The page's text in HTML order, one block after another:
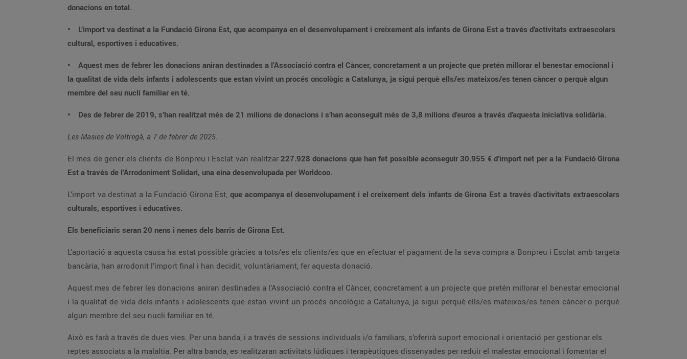
donacions en total.
• L’import va destinat a la Fundació Girona Est, que acompanya en el desenvolupament i creixement als infants de Girona Est a través d’activitats extraescolars
cultural, esportives i educatives.
• Aquest mes de febrer les donacions aniran destinades a l’Associació contra el Càncer, concretament a un projecte que pretén millorar el benestar emocional i
la qualitat de vida dels infants i adolescents que estan vivint un procés oncològic a Catalunya, ja sigui perquè ells/es mateixos/es tenen càncer o perquè algun
membre del seu nucli familiar en té.
• Des de febrer de 2019, s’han realitzat més de 21 milions de donacions i s’han aconseguit més de 3,8 milions d’euros a través d’aquesta iniciativa solidària.
Les Masies de Voltregà, a 7 de febrer de 2025.
El mes de gener els clients de Bonpreu i Esclat van realitzar 227.928 donacions que han fet possible aconseguir 30.955 € d’import net per a la Fundació Girona
Est a través de l’Arrodoniment Solidari, una eina desenvolupada per Worldcoo.
L’import va destinat a la Fundació Girona Est, que acompanya el desenvolupament i el creixement dels infants de Girona Est a través d’activitats extraescolars
culturals, esportives i educatives.
Els beneficiaris seran 20 nens i nenes dels barris de Girona Est.
L’aportació a aquesta causa ha estat possible gràcies a tots/es els clients/es que en efectuar el pagament de la seva compra a Bonpreu i Esclat amb targeta
bancària, han arrodonit l’import final i han decidit, voluntàriament, fer aquesta donació.
Aquest mes de febrer les donacions aniran destinades a l’Associació contra el Càncer, concretament a un projecte que pretén millorar el benestar emocional
i la qualitat de vida dels infants i adolescents que estan vivint un procés oncològic a Catalunya, ja sigui perquè ells/es mateixos/es tenen càncer o perquè
algun membre del seu nucli familiar en té.
Això es farà a través de dues vies. Per una banda, i a través de sessions individuals i/o familiars, s’oferirà suport emocional i orientació per gestionar els
reptes associats a la malaltia. Per altra banda, es realitzaran activitats lúdiques i terapèutiques dissenyades per reduir el malestar emocional i fomentar el